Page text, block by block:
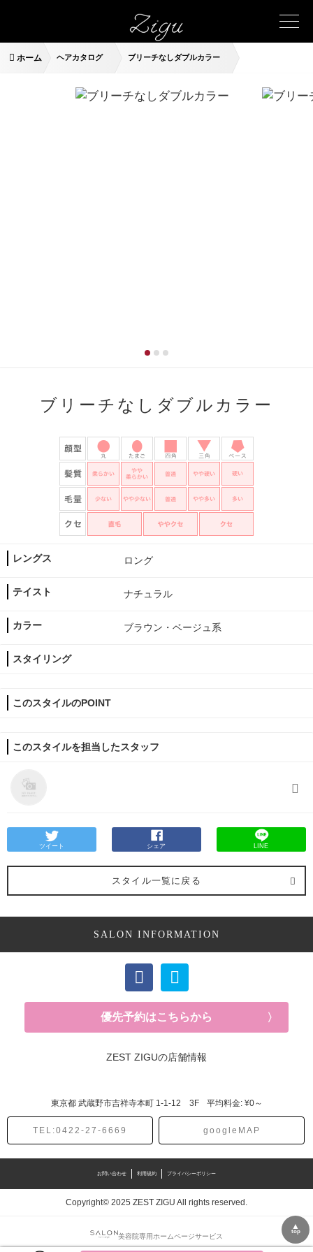
ホーム ヘアカタログ ブリーチなしダブルカラー
ブリーチなしダブルカラー
レングス ロング
テイスト ナチュラル
カラー ブラウン・ベージュ系
スタイリング
このスタイルのPOINT
このスタイルを担当したスタッフ
ツイート シェア LINE
スタイル一覧に戻る
SALON INFORMATION
優先予約はこちらから
ZEST ZIGUの店舗情報
東京都 武蔵野市吉祥寺本町 1-1-12 3F 平均料金: ¥0～
TEL:0422-27-6669 googleMAP
お問い合わせ 利用規約 プライバシーポリシー
Copyright© 2025 ZEST ZIGU All rights reserved.
美容院専用ホームページサービス
▲
top